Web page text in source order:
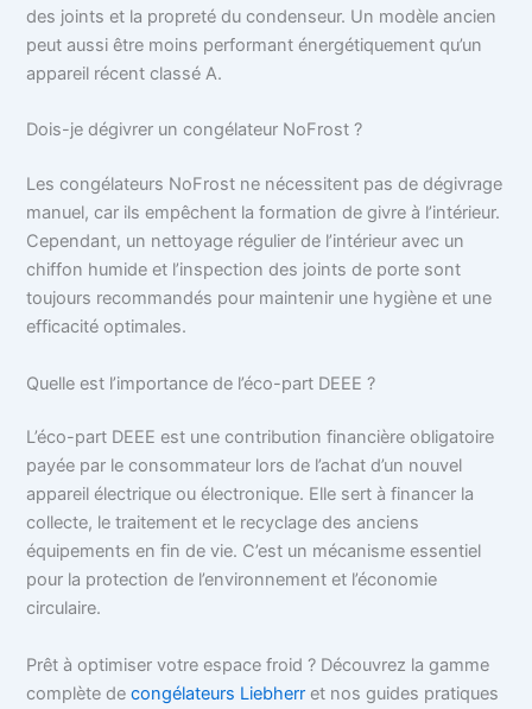
des joints et la propreté du condenseur. Un modèle ancien
peut aussi être moins performant énergétiquement qu’un
appareil récent classé A.
Dois-je dégivrer un congélateur NoFrost ?
Les congélateurs NoFrost ne nécessitent pas de dégivrage
manuel, car ils empêchent la formation de givre à l’intérieur.
Cependant, un nettoyage régulier de l’intérieur avec un
chiffon humide et l’inspection des joints de porte sont
toujours recommandés pour maintenir une hygiène et une
efficacité optimales.
Quelle est l’importance de l’éco-part DEEE ?
L’éco-part DEEE est une contribution financière obligatoire
payée par le consommateur lors de l’achat d’un nouvel
appareil électrique ou électronique. Elle sert à financer la
collecte, le traitement et le recyclage des anciens
équipements en fin de vie. C’est un mécanisme essentiel
pour la protection de l’environnement et l’économie
circulaire.
Prêt à optimiser votre espace froid ? Découvrez la gamme
complète decongélateurs Liebherr et nos guides pratiques